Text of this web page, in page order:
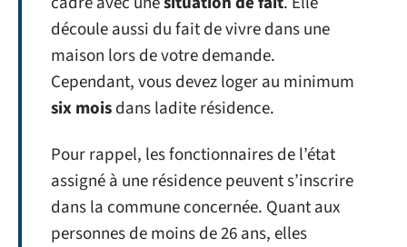
découle aussi du fait de vivre dans une
maison lors de votre demande.
Cependant, vous devez loger au minimum
six moisdans ladite résidence.
Pour rappel, les fonctionnaires de l’état
assigné à une résidence peuvent s’inscrire
dans la commune concernée. Quant aux
personnes de moins de 26 ans, elles